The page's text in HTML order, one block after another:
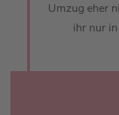
Umzug eher
ihr nur